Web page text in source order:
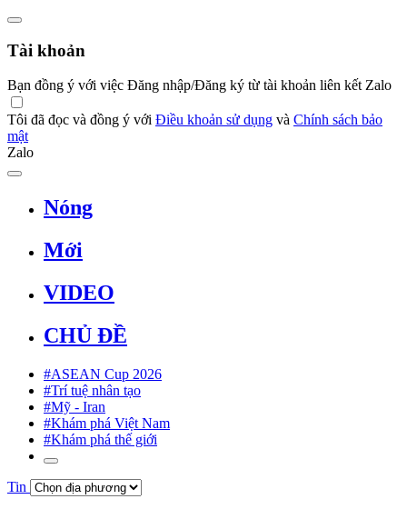
Tài khoản
Bạn đồng ý với việc Đăng nhập/Đăng ký từ tài khoản liên kết Zalo
Tôi đã đọc và đồng ý với Điều khoản sử dụng và Chính sách bảo
mật
Zalo
Nóng
Mới
VIDEO
CHỦ ĐỀ
#ASEAN Cup 2026
#Trí tuệ nhân tạo
#Mỹ - Iran
#Khám phá Việt Nam
#Khám phá thế giới
Tin